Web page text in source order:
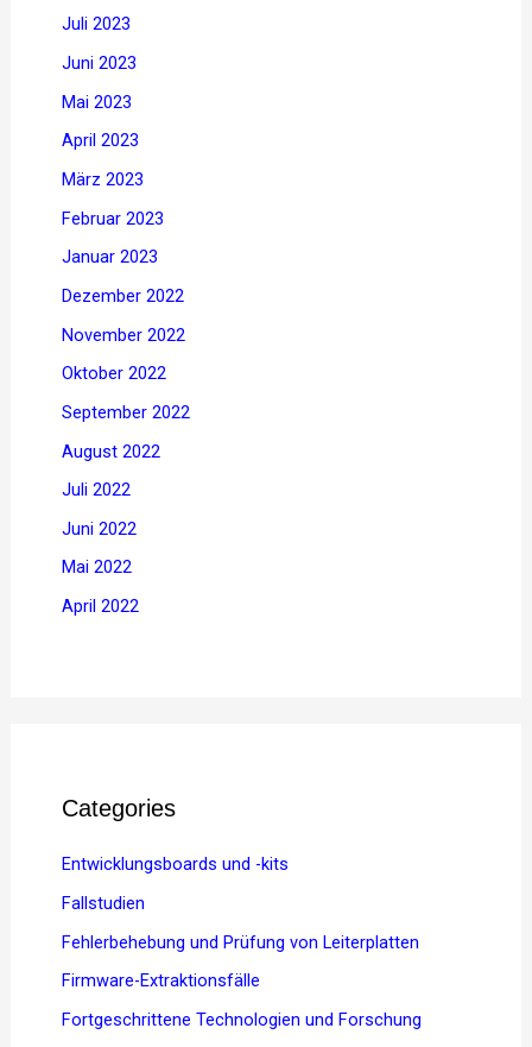
Juli 2023
Juni 2023
Mai 2023
April 2023
März 2023
Februar 2023
Januar 2023
Dezember 2022
November 2022
Oktober 2022
September 2022
August 2022
Juli 2022
Juni 2022
Mai 2022
April 2022
Categories
Entwicklungsboards und -kits
Fallstudien
Fehlerbehebung und Prüfung von Leiterplatten
Firmware-Extraktionsfälle
Fortgeschrittene Technologien und Forschung